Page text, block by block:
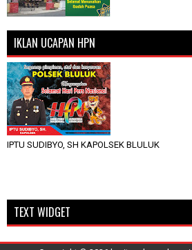
IKLAN UCAPAN HPN
IPTU SUDIBYO, SH KAPOLSEK BLULUK
TEXT WIDGET